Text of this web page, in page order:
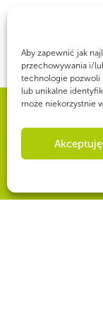
Aby zapewnić jak
przechowywania i/
technologie pozwoli
lub unikalne
może niekorzystnie
Akceptuję